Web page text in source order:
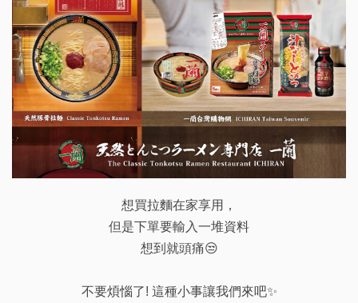
想買拉麵在家享用，
但是下單要輸入一堆資料
想到就頭痛😒
不要煩惱了! 這種小事讓我們來吧✨